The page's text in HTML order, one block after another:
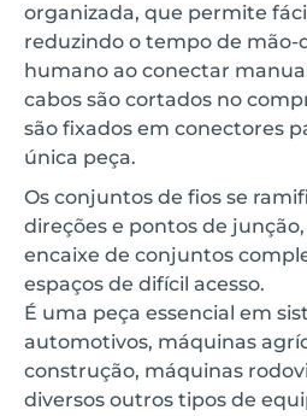
organizada, que permite
reduzindo o tempo de mão-
humano ao conectar
cabos são cortados no
são fixados em conectores
única peça.
Os conjuntos de fios se
direções e pontos de
encaixe de conjuntos
espaços de difícil acesso.
É uma peça essencial em
automotivos, máquinas
construção, máquinas
diversos outros tipos de